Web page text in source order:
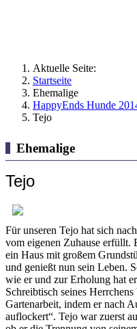
Aktuelle Seite:
Startseite
Ehemalige
HappyEnds Hunde
Tejo
Ehemalige
Tejo
Für unseren Tejo hat sich
vom eigenen Zuhause erfüllt.
ein Haus mit großem
und genießt nun sein Leben.
wie er und zur Erholung hat
Schreibtisch seines
Gartenarbeit, indem er nach
auflockert“. Tejo war zuerst